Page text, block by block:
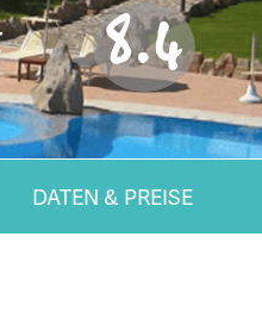
8.4
DATEN & PREISE